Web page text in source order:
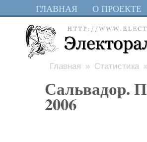
ГЛАВНАЯ О ПРОЕКТЕ
Главная » Статистика
Сальвадор.
2006